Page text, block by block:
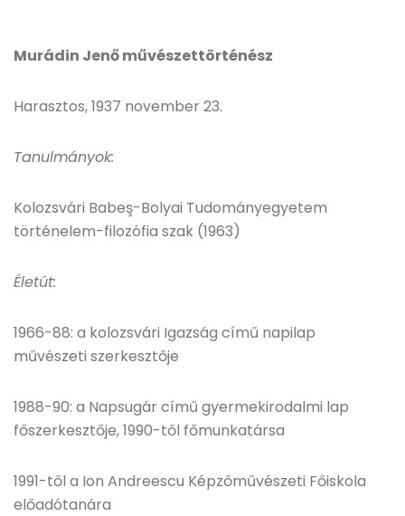
Murádin Jenő művészettörténész
Harasztos, 1937 november 23.
Tanulmányok:
Kolozsvári Babeş-Bolyai Tudományegyetem
történelem-filozófia szak (1963)
Életút:
1966-88: a kolozsvári Igazság című napilap
művészeti szerkesztője
1988-90: a Napsugár című gyermekirodalmi lap
főszerkesztője, 1990-től főmunkatársa
1991-től a Ion Andreescu Képzőművészeti Főiskola
előadótanára